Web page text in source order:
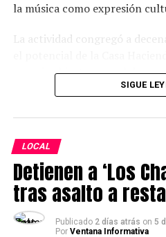
la música como expresión
La actividad congregó a
espacio abierto para el
culturales que fortalecen el
“Queremos que la Casa
donde la comunidad pueda
disfrutar de experiencias que
La acogida de este evento
población por vivir la cultura y
Fernando Piza, gerente
SIGUE
LOCAL
Detienen a ‘Los
tras asalto a
Publicado 2 días atrás on 5
Por Ventana Informativa